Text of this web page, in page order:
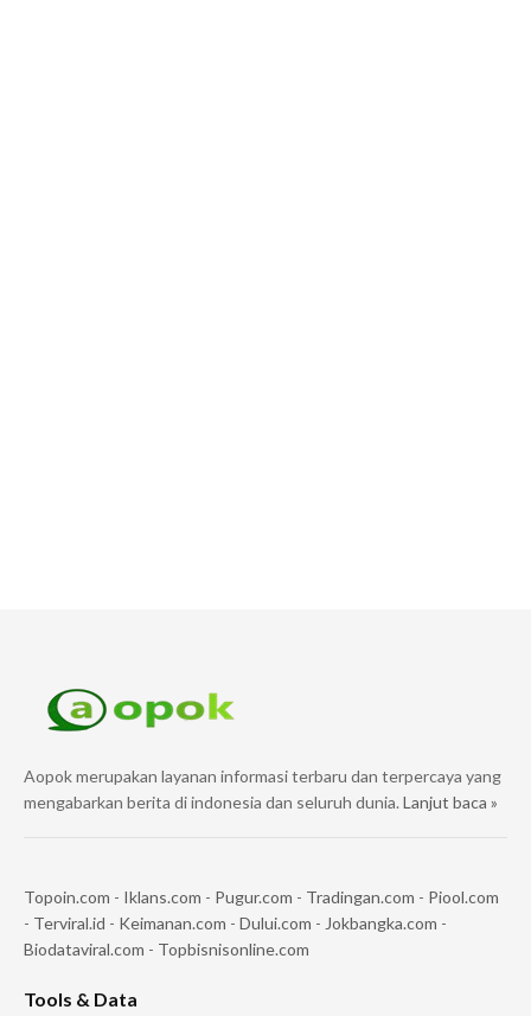
Aopok merupakan layanan informasi terbaru dan terpercaya yang
mengabarkan berita di indonesia dan seluruh dunia. Lanjut baca »
Topoin.com - Iklans.com - Pugur.com - Tradingan.com - Piool.com
- Terviral.id - Keimanan.com - Dului.com - Jokbangka.com -
Biodataviral.com - Topbisnisonline.com
Tools & Data